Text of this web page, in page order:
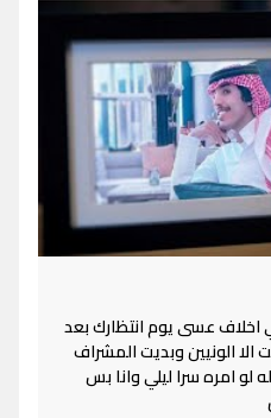
اخلاف عسى يوم انتظارك بعد
الا الونيين وبديت المشراف
لو امره سرا ليلي وانا بس